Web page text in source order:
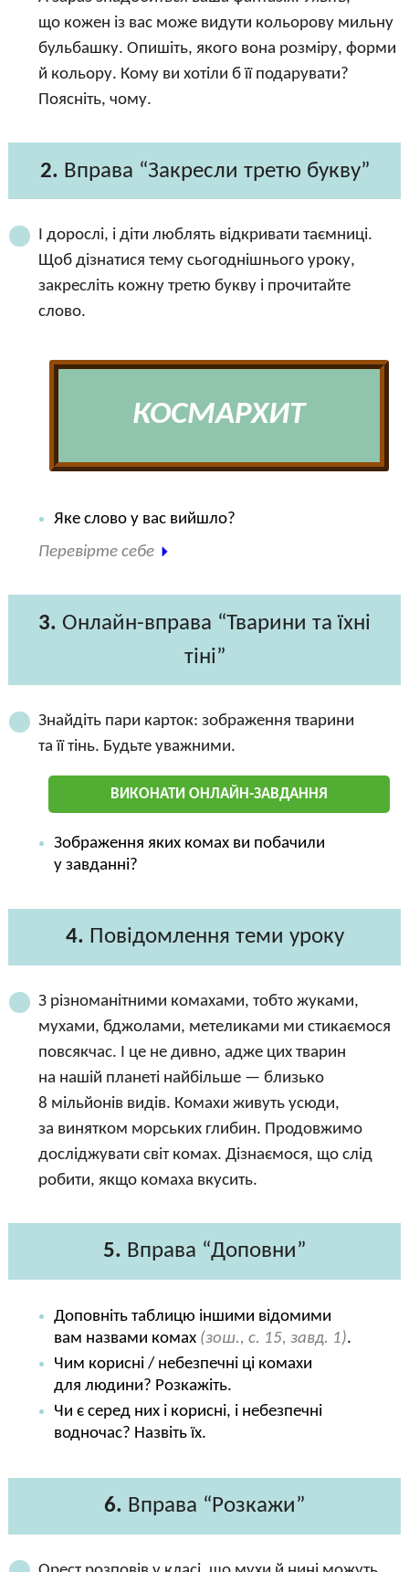
що кожен із вас може видути кольорову мильну
бульбашку. Опишіть, якого вона розміру, форми
й кольору. Кому ви хотіли б її подарувати?
Поясніть, чому.
2. Вправа “Закресли третю букву”
І дорослі, і діти люблять відкривати таємниці.
Щоб дізнатися тему сьогоднішнього уроку,
закресліть кожну третю букву і прочитайте
слово.
КОСМАРХИТ
Яке слово у вас вийшло?
Перевірте себе
3. Онлайн-вправа “Тварини та їхні
тіні”
Знайдіть пари карток: зображення тварини
та її тінь. Будьте уважними.
ВИКОНАТИ ОНЛАЙН-ЗАВДАННЯ
Зображення яких комах ви побачили
у завданні?
4. Повідомлення теми уроку
З різноманітними комахами, тобто жуками,
мухами, бджолами, метеликами ми стикаємося
повсякчас. І це не дивно, адже цих тварин
на нашій планеті найбільше — близько
8 мільйонів видів. Комахи живуть усюди,
за винятком морських глибин. Продовжимо
досліджувати світ комах. Дізнаємося, що слід
робити, якщо комаха вкусить.
5. Вправа “Доповни”
Доповніть таблицю іншими відомими
вам назвами комах (зош., с. 15, завд. 1).
Чим корисні / небезпечні ці комахи
для людини? Розкажіть.
Чи є серед них і корисні, і небезпечні
водночас? Назвіть їх.
6. Вправа “Розкажи”